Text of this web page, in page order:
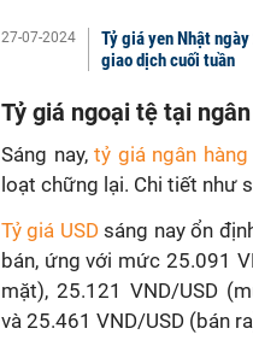
27-07-2024
Tỷ giá yen Nhật
giao dịch cuối tuần
Tỷ giá ngoại tệ tại
Sáng nay,tỷ giá ngân
loạt chững lại. Chi tiết như
Tỷ giá USDsáng nay ổn
bán, ứng với mức 25.091
mặt), 25.121 VND/USD
và 25.461 VND/USD (bán